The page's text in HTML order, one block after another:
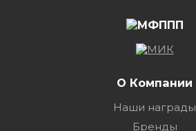
О Компании
Наши награды
Бренды